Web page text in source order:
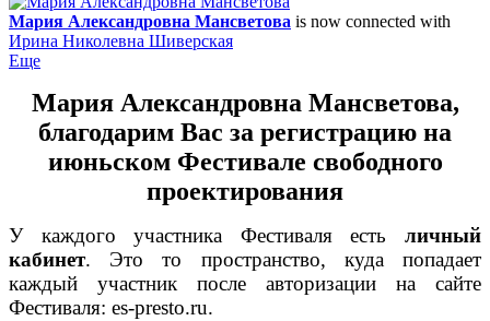
Мария Александровна Мансветова is now connected with
Ирина Николевна Шиверская
Еще
Мария Александровна Мансветова,
благодарим Вас за регистрацию на
июньском Фестивале свободного
проектирования
У каждого участника Фестиваля есть личный
кабинет. Это то пространство, куда попадает
каждый участник после авторизации на сайте
Фестиваля: es-presto.ru.